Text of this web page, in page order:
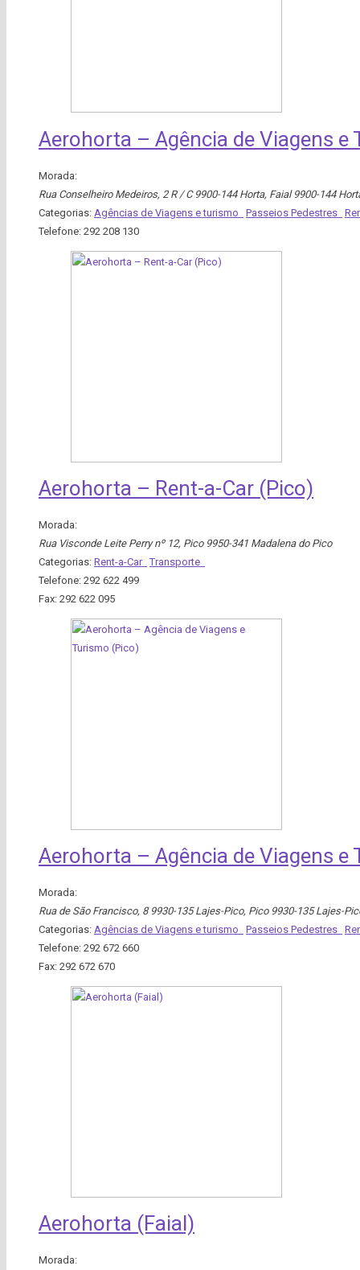
Aerohorta – Agência de Viagens e
Morada:
Rua Conselheiro Medeiros, 2 R / C 9900-144 Horta, Faial 9900-144
Categorias: Agências de Viagens e turismo Passeios Pedestres
Telefone: 292 208 130
Aerohorta – Rent-a-Car (Pico)
Morada:
Rua Visconde Leite Perry nº 12, Pico 9950-341 Madalena do Pico
Categorias: Rent-a-Car Transporte
Telefone: 292 622 499
Fax: 292 622 095
Aerohorta – Agência de Viagens e
Morada:
Rua de São Francisco, 8 9930-135 Lajes-Pico, Pico 9930-135 Lajes-
Categorias: Agências de Viagens e turismo Passeios Pedestres
Telefone: 292 672 660
Fax: 292 672 670
Aerohorta (Faial)
Morada: